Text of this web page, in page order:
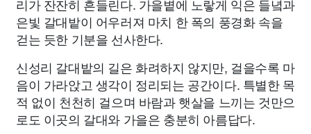
리가 잔잔히 흔들린다. 가을볕에 노랗게 익은 들녘과
은빛 갈대밭이 어우러져 마치 한 폭의 풍경화 속을
걷는 듯한 기분을 선사한다.
신성리 갈대밭의 길은 화려하지 않지만, 걸을수록 마
음이 가라앉고 생각이 정리되는 공간이다. 특별한 목
적 없이 천천히 걸으며 바람과 햇살을 느끼는 것만으
로도 이곳의 갈대와 가을은 충분히 아름답다.